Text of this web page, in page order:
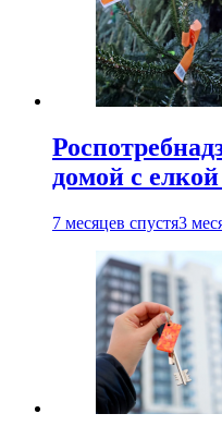
домой с
7 месяцев спустя3